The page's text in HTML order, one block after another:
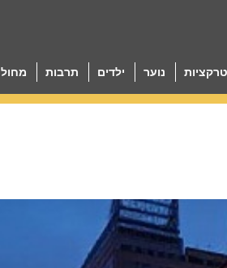
נוער ילדים תרבות מחול